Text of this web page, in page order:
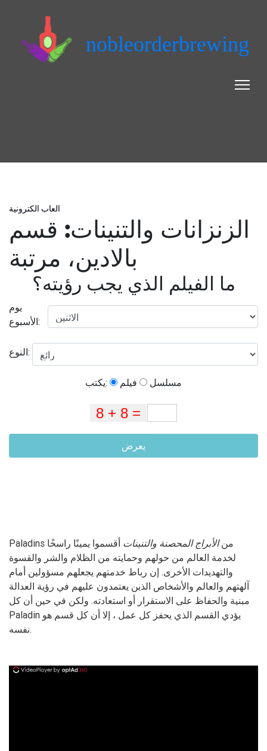
nobleorderbrewing
العاب الكترونية
الزنزانات والتنينات: قسم
بالادين، مرتبة
ما الفيلم الذي يجب رؤيته؟
يوم
الأسبوع:
النوع:
يكتب: فيلم مسلسل
يعرض
Paladins منالأبراج المحصنة والتنينات أقسموا يمينًا راسخًا
لخدمة العالم من حولهم وحمايته من الظلام والشر والقسوة
والتهديدات الأخرى. إن رباط خدمتهم يجعلهم مسؤولين أمام
آلهتهم والعالم والأشخاص الذين يعتمدون عليهم في رؤية العدالة
مبنية والحفاظ على الاستقرار أو استعادته. ولكن في حين أن كل
Paladin يؤدي القسم الذي يحفز كل عمل ، إلا أن كل قسم هو
نفسه.